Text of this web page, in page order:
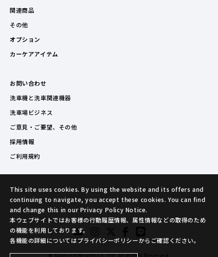
関連商品
その他
オプション
カーケアアイテム
お問い合わせ
洗車機と洗車関連機器
洗車場ビジネス
ご意見・ご要望、その他
採用情報
ご利用規約
© TakeuchiBeauty co.,ltd. All Rights Reserved.
This site uses cookies. By using the website and its offers and
continuing to navigate, you accept these cookies. You can find
and change this in our Privacy Policy Notice.
本ウェブサイトではお客様の行動履歴情報、属性情報などの取得のため
の機能を利用しております。
各機能の詳細についてはプライバシーポリシーからご確認ください。